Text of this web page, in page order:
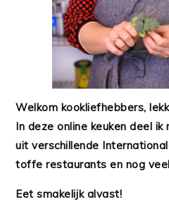
Welkom kookliefhebbers,
In deze online keuken deel
uit verschillende
toffe restaurants en nog
Eet smakelijk alvast!